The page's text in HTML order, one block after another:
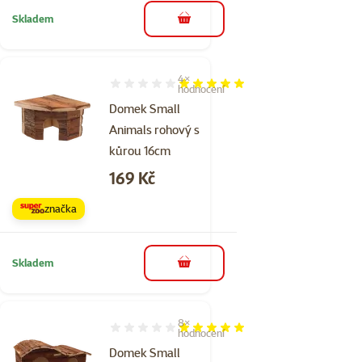
Skladem do košíku
Domek Small
Animals rohový s
kůrou 16cm
Hodnocení 100%, počet hodnocení: 4
4×
hodnocení
Cena
169 Kč
značka
Skladem do košíku
Domek Small
Hodnocení 98%, počet hodnocení: 8
8×
hodnocení